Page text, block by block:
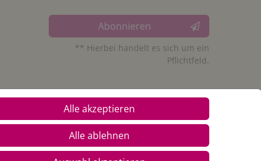
Abonnieren
** Hierbei handelt es sich um ein
Pflichtfeld.
Alle akzeptieren
Alle ablehnen